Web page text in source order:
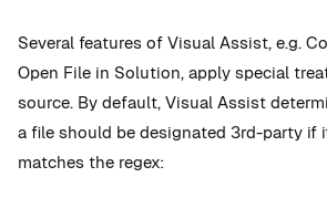
Several features of Visual Assist, e.g.
Open File in Solution, apply special
source. By default, Visual Assist
a file should be designated 3rd-party if
matches the regex: